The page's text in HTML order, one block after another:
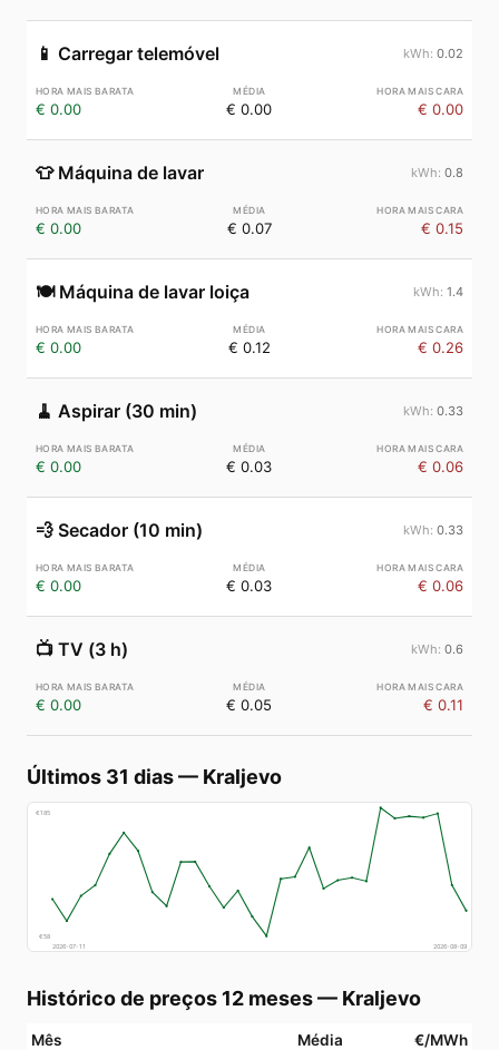
📱 Carregar telemóvel 0.02
€ 0.00 € 0.00 € 0.00
👕 Máquina de lavar 0.8
€ 0.00 € 0.07 € 0.15
🍽️ Máquina de lavar loiça 1.4
€ 0.00 € 0.12 € 0.26
🧹 Aspirar (30 min) 0.33
€ 0.00 € 0.03 € 0.06
💨 Secador (10 min) 0.33
€ 0.00 € 0.03 € 0.06
📺 TV (3 h) 0.6
€ 0.00 € 0.05 € 0.11
Últimos 31 dias— Kraljevo
€185
€58
2026-07-11
2026-08-09
Histórico de preços 12 meses— Kraljevo
Mês Média €/MWh